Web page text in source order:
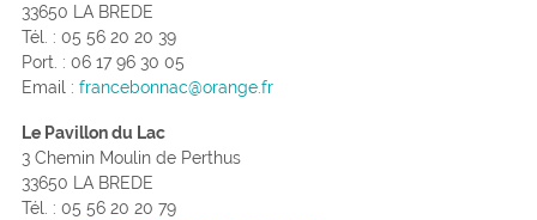
33650 LA BREDE
Tél. : 05 56 20 20 39
Port. : 06 17 96 30 05
Email : francebonnac@orange.fr
Le Pavillon du Lac
3 Chemin Moulin de Perthus
33650 LA BREDE
Tél. : 05 56 20 20 79